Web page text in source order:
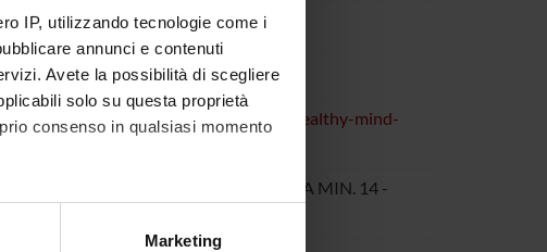
IP, utilizzando tecnologie come i
annunci e contenuti
Avete la possibilità di scegliere
solo su questa proprietà
consenso in qualsiasi momento
di qualche metro,Marketing
citizen-engagement-projects/helios-healthy-mind-
AREA MIN. 06 - Scienze mediche; AREA MIN. 14 -